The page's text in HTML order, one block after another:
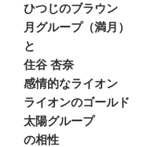
ひつじのブラウン
月グループ（満月）
と
住谷 杏奈
感情的なライオン
ライオンのゴールド
太陽グループ
の相性